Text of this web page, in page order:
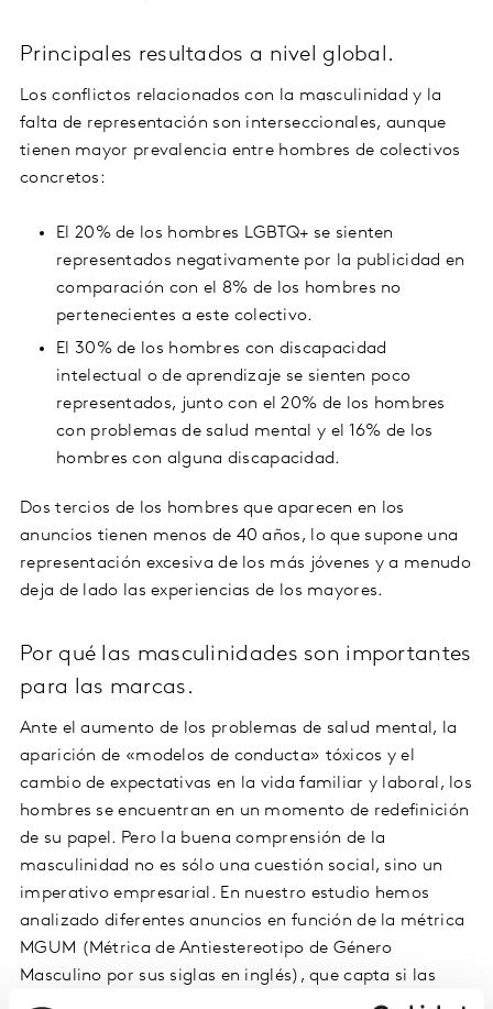
Principales resultados a nivel global.
Los conflictos relacionados con la masculinidad y la
falta de representación son interseccionales, aunque
tienen mayor prevalencia entre hombres de colectivos
concretos:
El 20% de los hombres LGBTQ+ se sienten
representados negativamente por la publicidad en
comparación con el 8% de los hombres no
pertenecientes a este colectivo.
El 30% de los hombres con discapacidad
intelectual o de aprendizaje se sienten poco
representados, junto con el 20% de los hombres
con problemas de salud mental y el 16% de los
hombres con alguna discapacidad.
Dos tercios de los hombres que aparecen en los
anuncios tienen menos de 40 años, lo que supone una
representación excesiva de los más jóvenes y a menudo
deja de lado las experiencias de los mayores.
Por qué las masculinidades son importantes
para las marcas.
Ante el aumento de los problemas de salud mental, la
aparición de «modelos de conducta» tóxicos y el
cambio de expectativas en la vida familiar y laboral, los
hombres se encuentran en un momento de redefinición
de su papel. Pero la buena comprensión de la
masculinidad no es sólo una cuestión social, sino un
imperativo empresarial. En nuestro estudio hemos
analizado diferentes anuncios en función de la métrica
MGUM (Métrica de Antiestereotipo de Género
Masculino por sus siglas en inglés), que capta si las
representaciones de los hombres son un buen ejemplo